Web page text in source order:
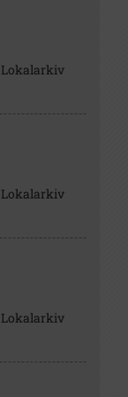
Lokalarkiv
Lokalarkiv
Lokalarkiv